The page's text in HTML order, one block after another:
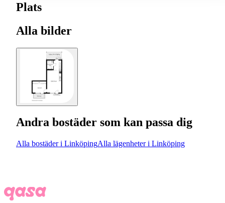
Plats
Alla bilder
Andra bostäder som kan passa dig
Alla bostäder i LinköpingAlla lägenheter i Linköping